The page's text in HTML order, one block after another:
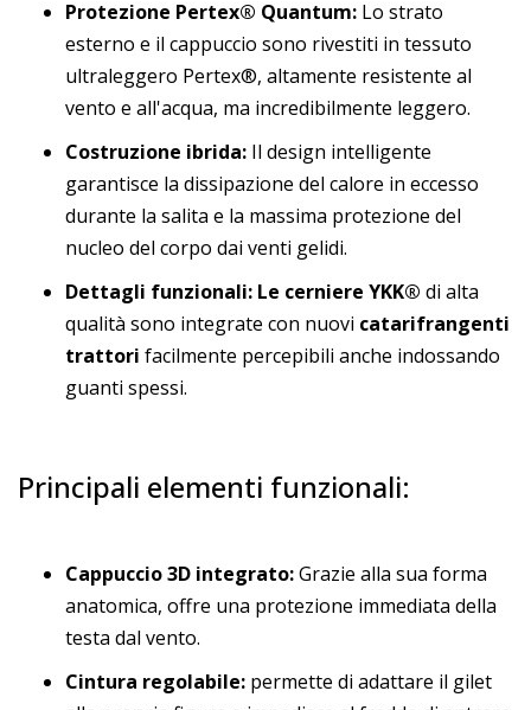
Protezione Pertex® Quantum: Lo strato
esterno e il cappuccio sono rivestiti in tessuto
ultraleggero Pertex®, altamente resistente al
vento e all'acqua, ma incredibilmente leggero.
Costruzione ibrida: Il design intelligente
garantisce la dissipazione del calore in eccesso
durante la salita e la massima protezione del
nucleo del corpo dai venti gelidi.
Dettagli funzionali: Le cerniere YKK® di alta
qualità sono integrate con nuovi catarifrangenti
trattori facilmente percepibili anche indossando
guanti spessi.
Principali elementi funzionali:
Cappuccio 3D integrato:Grazie alla sua forma
anatomica, offre una protezione immediata della
testa dal vento.
Cintura regolabile: permette di adattare il gilet